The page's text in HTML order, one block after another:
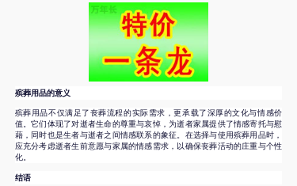
殡葬用品的意义
殡葬用品不仅满足了丧葬流程的实际需求，更承载了深厚的文化与情感价
值。它们体现了对逝者生命的尊重与哀悼，为逝者家属提供了情感寄托与慰
藉，同时也是生者与逝者之间情感联系的象征。在选择与使用殡葬用品时，
应充分考虑逝者生前意愿与家属的情感需求，以确保丧葬活动的庄重与个性
化。
结语